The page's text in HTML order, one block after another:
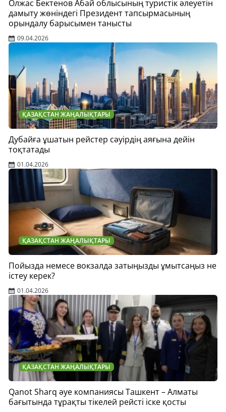
Олжас Бектенов Абай облысының туристік әлеуетін
дамыту жөніндегі Президент тапсырмасының
орындалу барысымен танысты
09.04.2026
ҚАЗАҚСТАН ЖАҢАЛЫҚТАРЫ
Дубайға ұшатын рейстер сәуірдің аяғына дейін
тоқтатады
01.04.2026
ҚАЗАҚСТАН ЖАҢАЛЫҚТАРЫ
Пойызда немесе вокзалда затыңызды ұмытсаңыз не
істеу керек?
01.04.2026
ҚАЗАҚСТАН ЖАҢАЛЫҚТАРЫ
Qanot Sharq әуе компаниясы Ташкент – Алматы
бағытында тұрақты тікелей рейсті іске қосты